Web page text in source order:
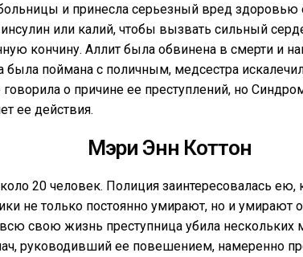
и принесла серьезный вред здоровью
или калий, чтобы вызвать сильный
кончину. Аллит была обвинена в смерти и
поймана с поличным, медсестра
говорила о причине ее преступлений, но
ее действия.
Мэри Энн Коттон
20 человек. Полиция заинтересовалась ею,
не только постоянно умирают, но и умирают
свою жизнь преступница убила нескольких
руководивший ее повешением, намеренно